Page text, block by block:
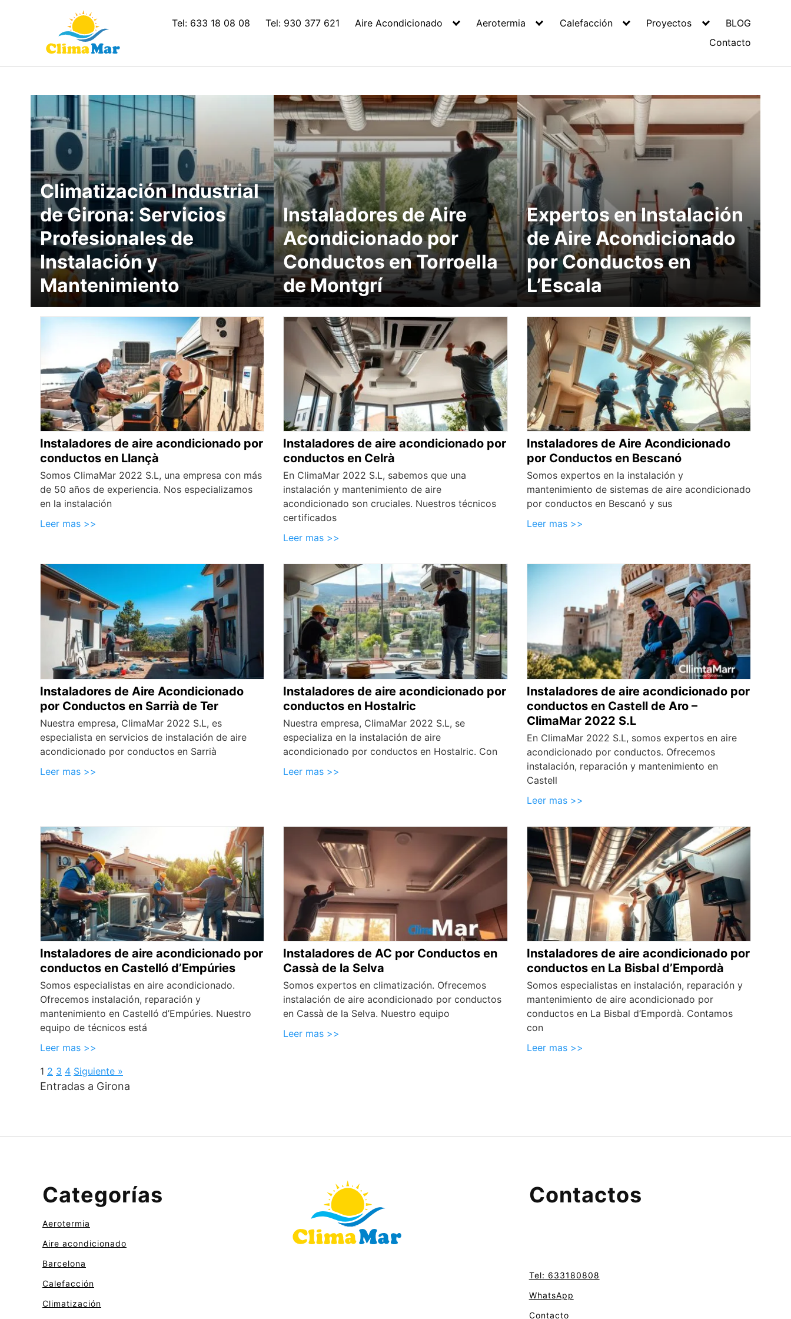
Tel: 633 18 08 08 Tel: 930 377 621 Aire Acondicionado Aerotermia Calefacción Proyectos
BLOG
Contacto
Climatización Industrial
de Girona: Servicios
Profesionales de
Instalación y
Mantenimiento
Instaladores de Aire
Acondicionado por
Conductos en Torroella
de Montgrí
Expertos en Instalación
de Aire Acondicionado
por Conductos en
L’Escala
Instaladores de aire acondicionado por
conductos en Llançà
Somos ClimaMar 2022 S.L, una empresa con más
de 50 años de experiencia. Nos especializamos
en la instalación
Leer mas >>
Instaladores de aire acondicionado por
conductos en Celrà
En ClimaMar 2022 S.L, sabemos que una
instalación y mantenimiento de aire
acondicionado son cruciales. Nuestros técnicos
certificados
Leer mas >>
Instaladores de Aire Acondicionado
por Conductos en Bescanó
Somos expertos en la instalación y
mantenimiento de sistemas de aire acondicionado
por conductos en Bescanó y sus
Leer mas >>
Instaladores de Aire Acondicionado
por Conductos en Sarrià de Ter
Nuestra empresa, ClimaMar 2022 S.L, es
especialista en servicios de instalación de aire
acondicionado por conductos en Sarrià
Leer mas >>
Instaladores de aire acondicionado por
conductos en Hostalric
Nuestra empresa, ClimaMar 2022 S.L, se
especializa en la instalación de aire
acondicionado por conductos en Hostalric. Con
Leer mas >>
Instaladores de aire acondicionado por
conductos en Castell de Aro –
ClimaMar 2022 S.L
En ClimaMar 2022 S.L, somos expertos en aire
acondicionado por conductos. Ofrecemos
instalación, reparación y mantenimiento en
Castell
Leer mas >>
Instaladores de aire acondicionado por
conductos en Castelló d’Empúries
Somos especialistas en aire acondicionado.
Ofrecemos instalación, reparación y
mantenimiento en Castelló d’Empúries. Nuestro
equipo de técnicos está
Leer mas >>
Instaladores de AC por Conductos en
Cassà de la Selva
Somos expertos en climatización. Ofrecemos
instalación de aire acondicionado por conductos
en Cassà de la Selva. Nuestro equipo
Leer mas >>
Instaladores de aire acondicionado por
conductos en La Bisbal d’Empordà
Somos especialistas en instalación, reparación y
mantenimiento de aire acondicionado por
conductos en La Bisbal d’Empordà. Contamos
con
Leer mas >>
1 2 3 4 Siguiente »
Entradas a Girona
Categorías
Aerotermia
Aire acondicionado
Barcelona
Calefacción
Climatización
Contactos
Tel: 633180808
WhatsApp
Contacto